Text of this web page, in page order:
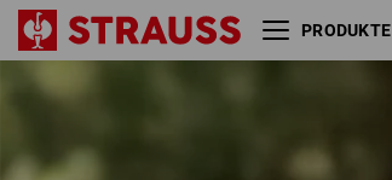
PRODUKTE
S1 Sicherheitsschuhe e.s.